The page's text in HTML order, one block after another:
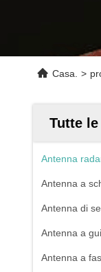
Casa. >
Tutte
Antenna
Antenna a
Antenna di
Antenna a
Antenna a